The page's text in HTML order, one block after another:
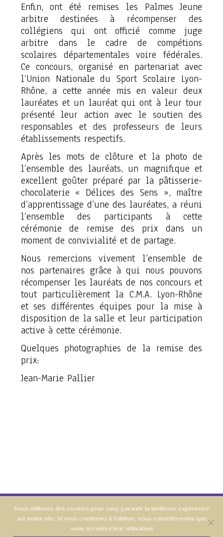
Enfin, ont été remises les Palmes Jeune
arbitre destinées à récompenser des
collégiens qui ont officié comme juge
arbitre dans le cadre de compétions
scolaires départementales voire fédérales.
Ce concours, organisé en partenariat avec
l’Union Nationale du Sport Scolaire Lyon-
Rhône, a cette année mis en valeur deux
lauréates et un lauréat qui ont à leur tour
présenté leur action avec le soutien des
responsables et des professeurs de leurs
établissements respectifs.
Après les mots de clôture et la photo de
l’ensemble des lauréats, un magnifique et
excellent goûter préparé par la pâtisserie-
chocolaterie « Délices des Sens », maître
d’apprentissage d’une des lauréates, a réuni
l’ensemble des participants à cette
cérémonie de remise des prix dans un
moment de convivialité et de partage.
Nous remercions vivement l’ensemble de
nos partenaires grâce à qui nous pouvons
récompenser les lauréats de nos concours et
tout particulièrement la C.M.A. Lyon-Rhône
et ses différentes équipes pour la mise à
disposition de la salle et leur participation
active à cette cérémonie.
Quelques photographies de la remise des
prix:
Jean-Marie Pallier
Nous utilisons des cookies pour vous garantir la meilleure expérience
sur notre site. Si vous continuez à l'utiliser, nous considérerons que
vous acceptez leur utilisation